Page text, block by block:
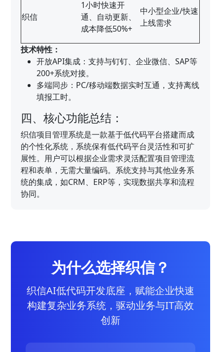
织信
1小时快速开
通、自动更新、
成本降低50%+
中小型企业/快速
上线需求
技术特性：
开放API集成：支持与钉钉、企业微信、SAP等
200+系统对接。
多端同步：PC/移动端数据实时互通，支持离线
填报工时。
四、核心功能总结：
织信项目管理系统是一款基于低代码平台搭建而成
的个性化系统，系统保有低代码平台灵活性和可扩
展性。用户可以根据企业需求灵活配置项目管理流
程和表单，无需大量编码。系统支持与其他业务系
统的集成，如CRM、ERP等，实现数据共享和流程
协同。
为什么选择织信？
织信AI低代码开发底座，赋能企业快速
构建复杂业务系统，驱动业务与IT高效
创新